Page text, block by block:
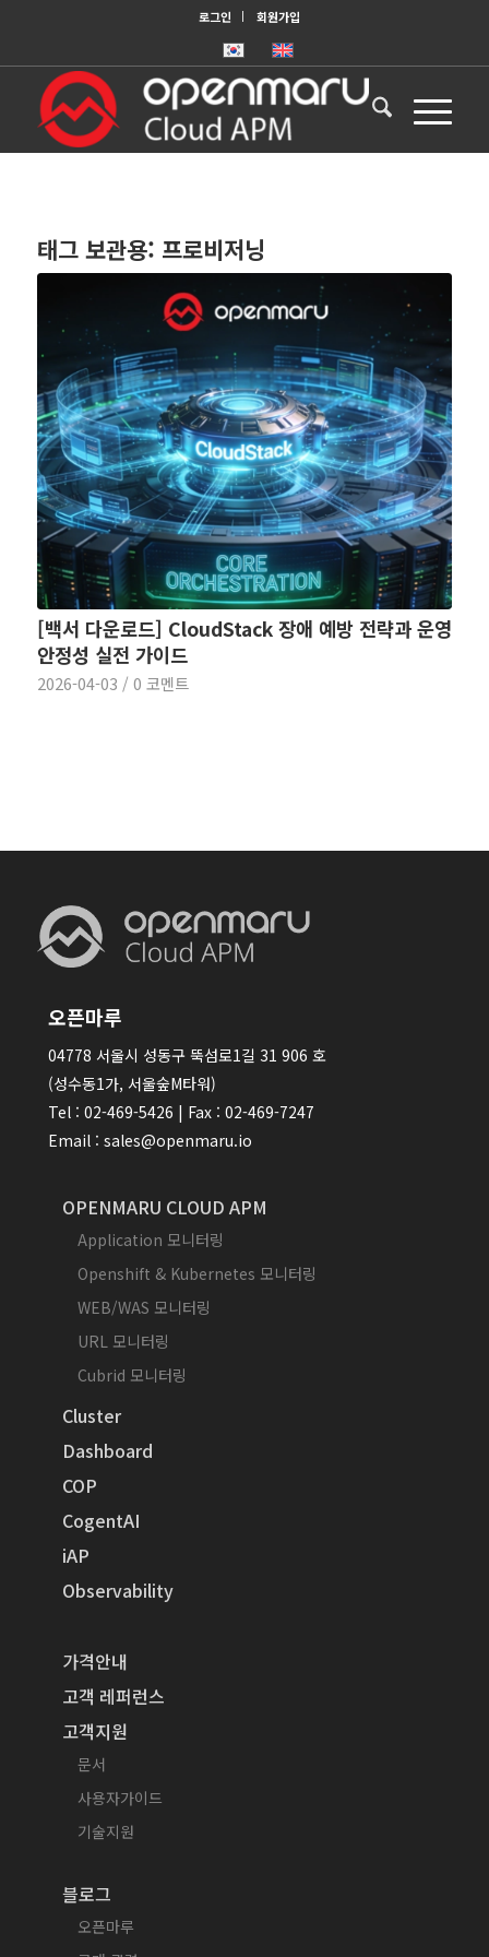
로그인 회원가입
태그 보관용: 프로비저닝
[백서 다운로드] CloudStack 장애 예방 전략과 운영
안정성 실전 가이드
2026-04-03 / 0 코멘트
오픈마루
04778 서울시 성동구 뚝섬로1길 31 906 호
(성수동1가, 서울숲M타워)
Tel : 02-469-5426 | Fax : 02-469-7247
Email : sales@openmaru.io
OPENMARU CLOUD APM
Application 모니터링
Openshift & Kubernetes 모니터링
WEB/WAS 모니터링
URL 모니터링
Cubrid 모니터링
Cluster
Dashboard
COP
CogentAI
iAP
Observability
가격안내
고객 레퍼런스
고객지원
문서
사용자가이드
기술지원
블로그
오픈마루